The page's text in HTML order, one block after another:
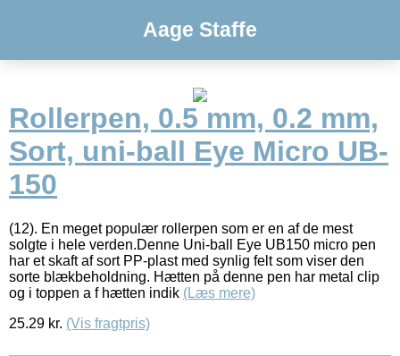
Aage Staffe
Rollerpen, 0.5 mm, 0.2 mm,
Sort, uni-ball Eye Micro UB-
150
(12). En meget populær rollerpen som er en af de mest
solgte i hele verden.Denne Uni-ball Eye UB150 micro pen
har et skaft af sort PP-plast med synlig felt som viser den
sorte blækbeholdning. Hætten på denne pen har metal clip
og i toppen a f hætten indik (Læs mere)
25.29 kr. (Vis fragtpris)